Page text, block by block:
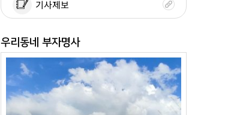
기사제보
우리동네 부자명사